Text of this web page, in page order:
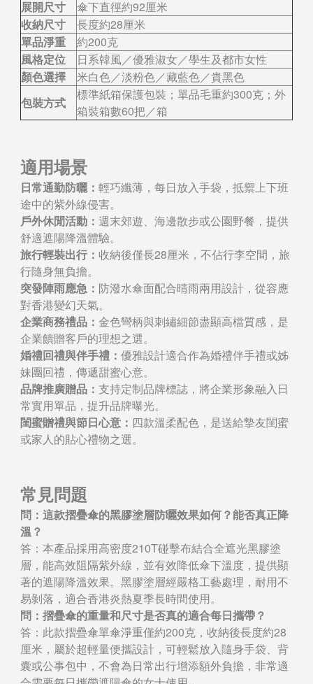
展開尺寸
傘下直徑約92厘米
收納尺寸
長度約28厘米
單品淨重
約200克
風格定位
日系韓風／優雅淑女／學生及都市女性
顏色選擇
米白色／淡粉色／藏藍色／貴黑色
包裝方式
標準紙箱保護包裝；單品毛重約300克；外
箱裝箱數60把／箱
適用場景
日常通勤防曬： 輕巧纖薄，每日放入手袋，抵禦上下班
途中的紫外線侵害。
戶外休閒活動： 週末郊遊、海邊散步或公園野餐，提供
舒適遮陽降溫體驗。
旅行輕裝出行： 收納後僅長28厘米，不佔行李空間，旅
行隨身無負擔。
突發陣雨應急： 防潑水傘面配合晴雨兩用設計，從容應
對香港變幻天氣。
企業商務禮品： 金色彎柄與刺繡細節盡顯高檔質感，是
企業饋贈客戶的理想之選。
婚禮回禮與伴手禮： 優雅設計適合作為婚禮伴手禮或姊
妹團回禮，傳遞甜蜜心意。
品牌推廣贈品： 支持定制品牌標誌，將企業形象融入日
常實用單品，提升品牌曝光。
閨蜜贈禮與節日心意： 四款溫柔配色，是送給摯友閨蜜
或家人的貼心禮物之選。
常見問題
問：這款摺疊傘的黑膠塗層防曬效果如何？能否真正降
溫？
答：本產品採用高密度210T碰擊布結合全遮光黑膠塗
層，能高效阻隔紫外線，並有效降低傘下溫度，提供顯
著的遮陽降溫效果。黑膠塗層經嚴格工藝處理，耐用不
易剝落，適合香港炎熱夏季長時間使用。
問：摺疊傘的重量和尺寸是否真的適合每日攜帶？
答：此款摺疊傘單傘淨重僅約200克，收納後長度約28
厘米，屬於超輕量便攜設計，可輕鬆放入隨身手袋、背
囊或公事包中，不會為日常出行增添額外負擔，非常適